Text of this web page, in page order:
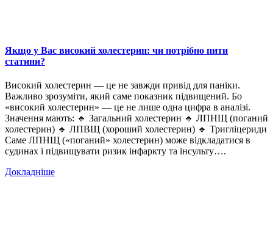
Якщо у Вас високий холестерин: чи потрібно пити
статини?
Високий холестерин — це не завжди привід для паніки.
Важливо зрозуміти, який саме показник підвищений. Бо
«високий холестерин» — це не лише одна цифра в аналізі.
Значення мають: 🔹 Загальний холестерин 🔹 ЛПНЩ (поганий
холестерин) 🔹 ЛПВЩ (хороший холестерин) 🔹 Тригліцериди
Саме ЛПНЩ («поганий» холестерин) може відкладатися в
судинах і підвищувати ризик інфаркту та інсульту….
Докладніше